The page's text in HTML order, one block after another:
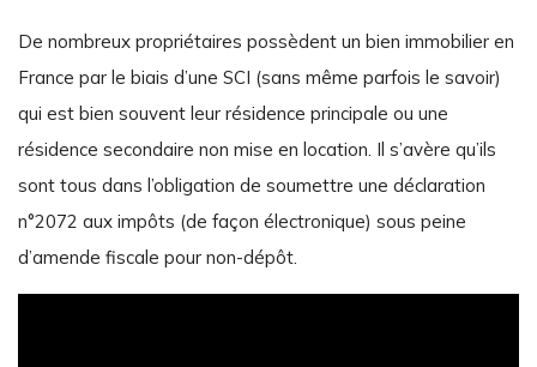
De nombreux propriétaires possèdent un bien immobilier en
France par le biais d’une SCI (sans même parfois le savoir)
qui est bien souvent leur résidence principale ou une
résidence secondaire non mise en location. Il s’avère qu’ils
sont tous dans l’obligation de soumettre une déclaration
n°2072 aux impôts (de façon électronique) sous peine
d’amende fiscale pour non-dépôt.